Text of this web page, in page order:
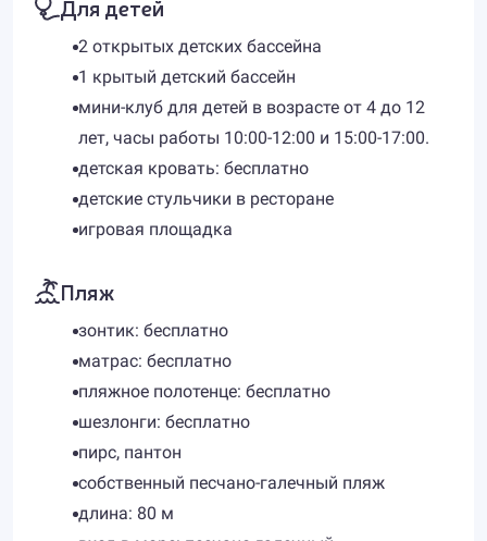
Для детей
2 открытых детских бассейна
1 крытый детский бассейн
мини-клуб для детей в возрасте от 4 до 12
лет, часы работы 10:00-12:00 и 15:00-17:00.
детская кровать: бесплатно
детские стульчики в ресторане
игровая площадка
Пляж
зонтик: бесплатно
матрас: бесплатно
пляжное полотенце: бесплатно
шезлонги: бесплатно
пирс, пантон
собственный песчано-галечный пляж
длина: 80 м